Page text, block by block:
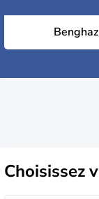
Choisissez